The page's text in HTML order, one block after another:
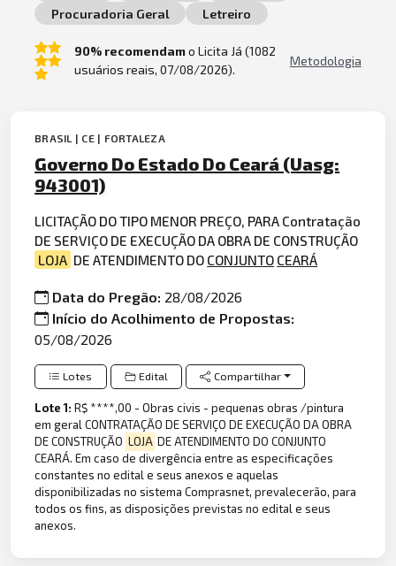
Procuradoria Geral
Letreiro
90% recomendamo Licita Já (1082
usuários reais, 07/08/2026).
Metodologia
BRASIL | CE | FORTALEZA
Governo Do Estado Do Ceará (Uasg:
943001)
LICITAÇÃO DO TIPO MENOR PREÇO, PARA Contratação
DE SERVIÇO DE EXECUÇÃO DA OBRA DE CONSTRUÇÃO
LOJA DE ATENDIMENTO DO CONJUNTO CEARÁ
Data do Pregão: 28/08/2026
Início do Acolhimento de Propostas:
05/08/2026
Lotes Edital Compartilhar
Lote 1:R$ ****,00 - Obras civis - pequenas obras /pintura
em geral CONTRATAÇÃO DE SERVIÇO DE EXECUÇÃO DA OBRA
DE CONSTRUÇÃO LOJA DE ATENDIMENTO DO CONJUNTO
CEARÁ. Em caso de divergência entre as especificações
constantes no edital e seus anexos e aquelas
disponibilizadas no sistema Comprasnet, prevalecerão, para
todos os fins, as disposições previstas no edital e seus
anexos.